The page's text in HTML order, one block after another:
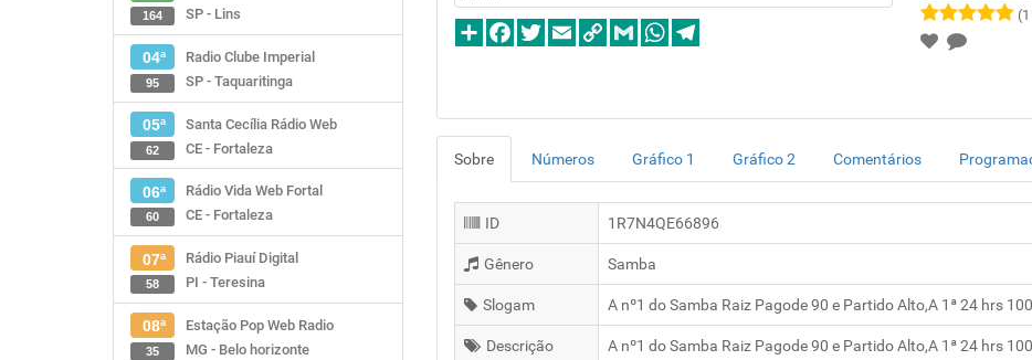
SP - Lins
164
04ª
Radio Clube Imperial
SP - Taquaritinga
95
05ª
Santa Cecília Rádio Web
CE - Fortaleza
62
06ª
Rádio Vida Web Fortal
CE - Fortaleza
60
07ª
Rádio Piauí Digital
PI - Teresina
58
08ª
Estação Pop Web Radio
MG - Belo horizonte
35
Sobre Números Gráfico 1 Gráfico 2 Comentários
ID 1R7N4QE66896
Gênero Samba
Slogam A nº1 do Samba Raiz Pagode 90 e Partido Alto,A 1ª 24 hrs
Descrição A nº1 do Samba Raiz Pagode 90 e Partido Alto,A 1ª 24 hrs